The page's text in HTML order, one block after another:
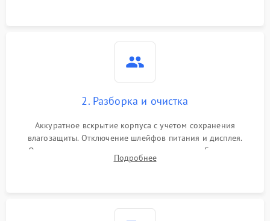
2. Разборка и очистка
Аккуратное вскрытие корпуса с учетом сохранения
влагозащиты. Отключение шлейфов питания и дисплея.
Очистка внутренних плат от окислов и пыли. Бережная
обработка германиевого объектива специализированными
Подробнее